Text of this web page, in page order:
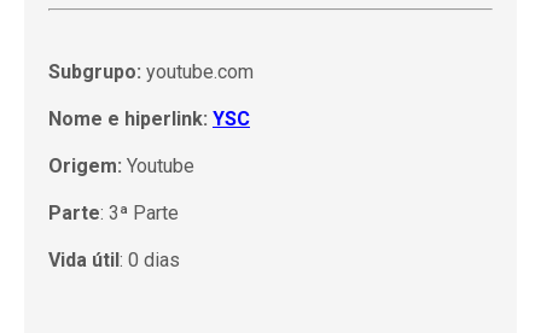
Subgrupo: youtube.com
Nome e hiperlink: YSC
Origem: Youtube
Parte: 3ª Parte
Vida útil: 0 dias